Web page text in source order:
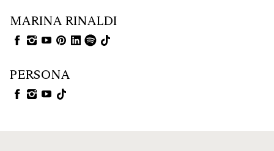
MARINA RINALDI
PERSONA